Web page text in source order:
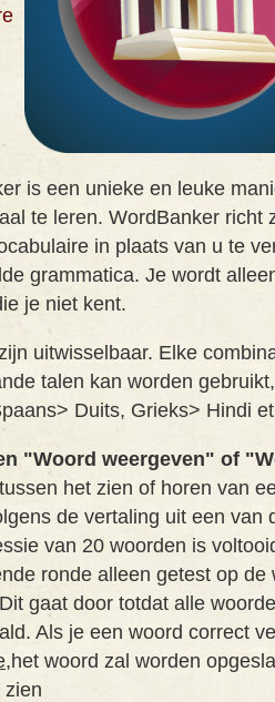
is een unieke en leuke
te leren. WordBanker richt
in plaats van u te
grammatica. Je wordt
je niet kent.
uitwisselbaar. Elke
talen kan worden
Duits, Grieks> Hindi et
"Woord weergeven" of
het zien of horen van
de vertaling uit een van
van 20 woorden is
ronde alleen getest op de
gaat door totdat alle
Als je een woord correct
het woord zal worden
zien